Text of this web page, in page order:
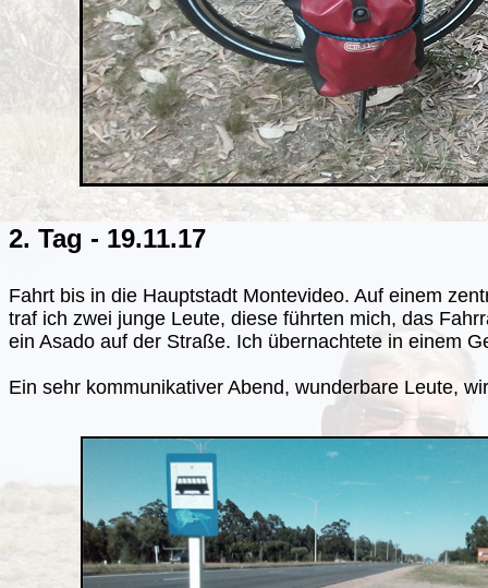
2. Tag - 19.11.17
Fahrt bis in die Hauptstadt Montevideo. Auf einem
traf ich zwei junge Leute, diese führten mich, das
ein Asado auf der Straße. Ich übernachtete in einem
Ein sehr kommunikativer Abend, wunderbare Leute,